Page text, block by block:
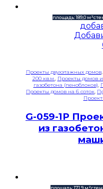
площадь: 189,0 м²
Проекты двухэтажных домов,
200 кв.м., Проекты домов
газобетона (пеноблоков),
Проекты домов на 6 соток,
G-059-1P
из
площадь: 171,9 м²